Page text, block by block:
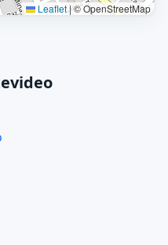
Leaflet |© OpenStreetMap